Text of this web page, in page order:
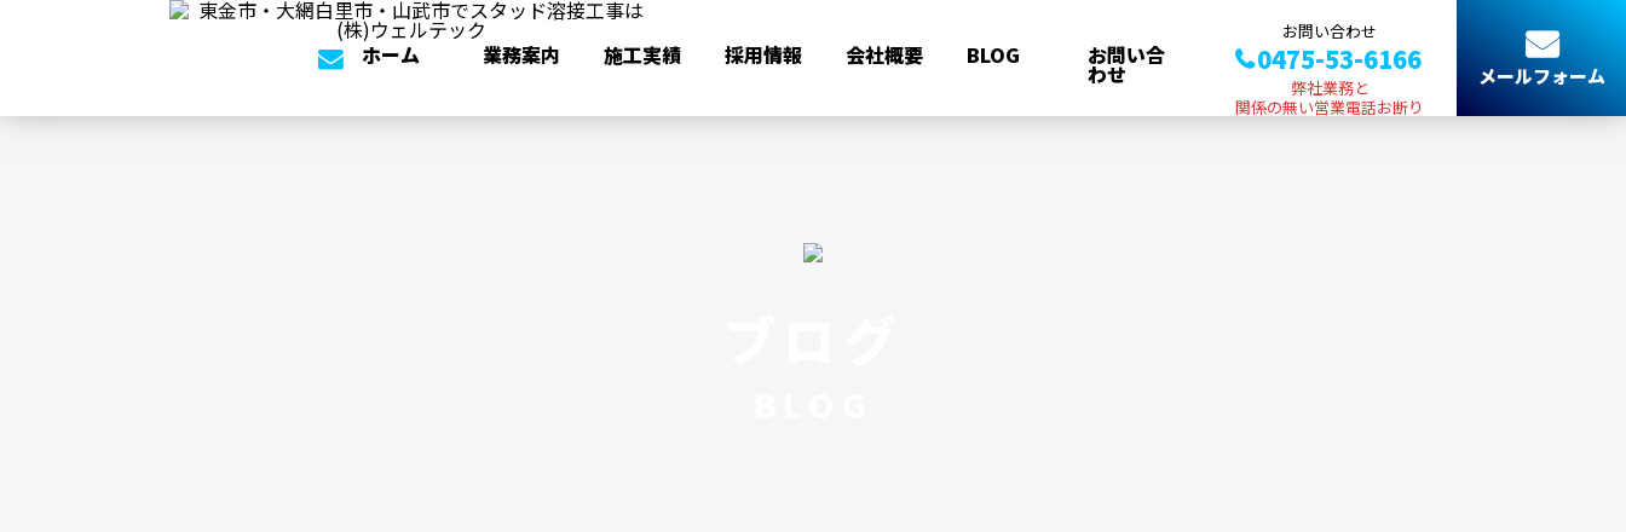
ホーム 業務案内 施工実績 採用情報 会社概要 BLOG お問い合
わせ
お問い合わせ
0475-53-6166
弊社業務と
関係の無い営業電話お断り
メールフォーム